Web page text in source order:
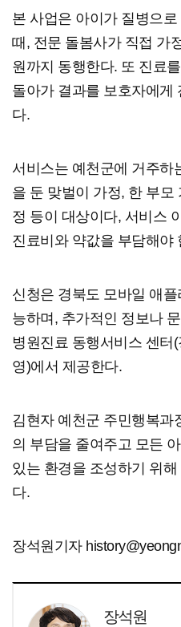
본 사업은 아이가 질병으
때, 전문 돌봄사가 직접 가
원까지 동행한다. 또 진료
돌아가 결과를 보호자에게
다.
서비스는 예천군에 거주하
을 둔 맞벌이 가정, 한 부모
정 등이 대상이다, 서비스
진료비와 약값을 부담해야
신청은 경북도 모바일 애
능하며, 추가적인 정보나
병원진료 동행서비스 센터
영)에서 제공한다.
김현자 예천군 주민행복과
의 부담을 줄여주고 모든
있는 환경을 조성하기 위
다.
장석원기자
장석원